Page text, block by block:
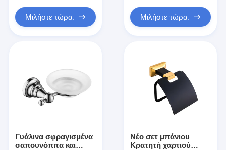
Μιλήστε τώρα. Μιλήστε τώρα.
Γυάλινα σφραγισμένα
σαπουνόπιτα και
Νέο σετ μπάνιου
Κρατητή χαρτιού